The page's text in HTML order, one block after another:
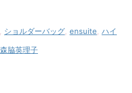
ショルダーバッグ ensuite ハイ
森脇英理子